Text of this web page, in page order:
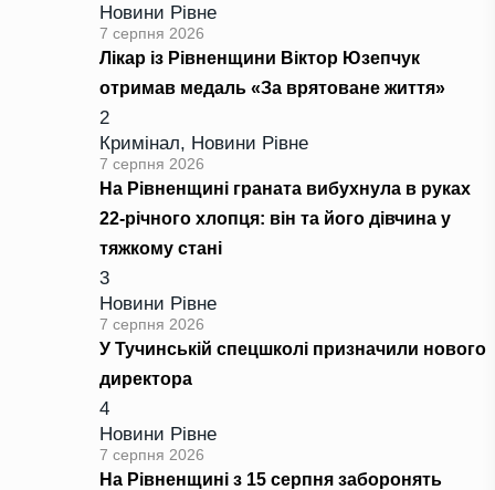
Новини Рівне
7 серпня 2026
Лікар із Рівненщини Віктор Юзепчук
отримав медаль «За врятоване життя»
2
Кримінал, Новини Рівне
7 серпня 2026
На Рівненщині граната вибухнула в руках
22-річного хлопця: він та його дівчина у
тяжкому стані
3
Новини Рівне
7 серпня 2026
У Тучинській спецшколі призначили нового
директора
4
Новини Рівне
7 серпня 2026
На Рівненщині з 15 серпня заборонять